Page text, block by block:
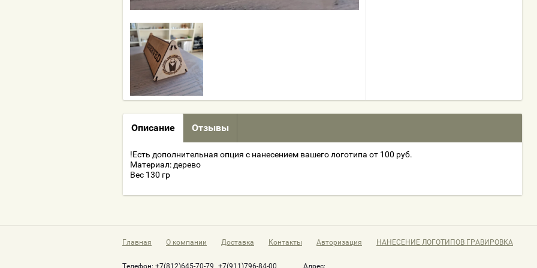
Описание Отзывы
!Есть дополнительная опция с нанесением вашего логотипа от 100 руб.
Материал: дерево
Вес 130 гр
Главная О компании Доставка Контакты Авторизация НАНЕСЕНИЕ ЛОГОТИПОВ ГРАВИРОВКА
Телефон: +7(812)645-70-79 +7(911)796-84-00 Адрес: